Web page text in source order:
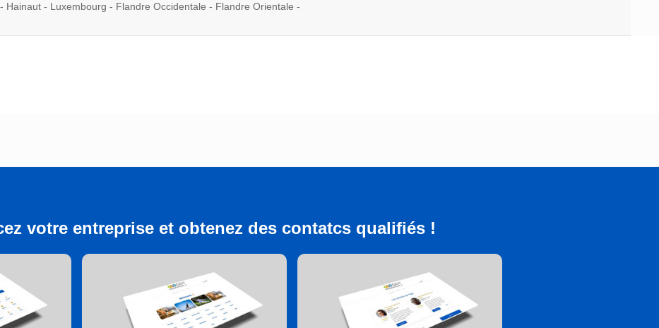
Hainaut - Luxembourg - Flandre Occidentale - Flandre Orientale -
votre entreprise et obtenez des contatcs qualifiés !